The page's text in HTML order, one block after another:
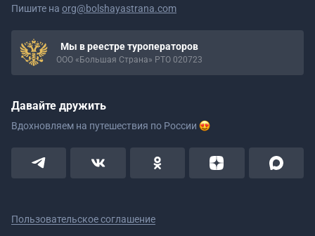
Пишите на org@bolshayastrana.com
Мы в реестре туроператоров
ООО «Большая Страна» РТО 020723
Давайте дружить
Вдохновляем на путешествия по России
Пользовательское соглашение